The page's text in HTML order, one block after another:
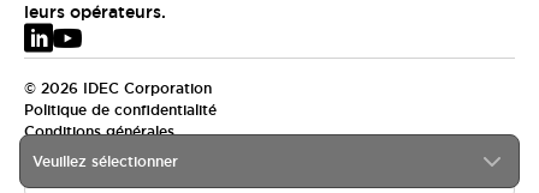
Veuillez sélectionner
leurs opérateurs.
© 2026 IDEC Corporation
Politique de confidentialité
Conditions générales
EMEA